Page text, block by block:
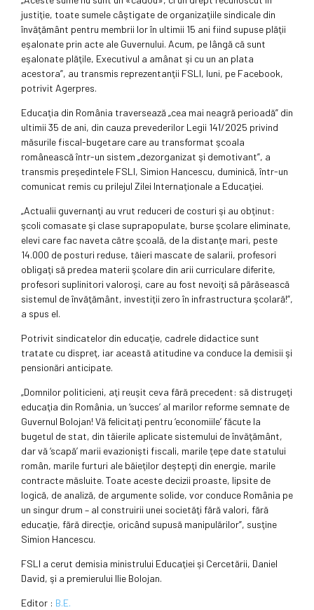
justiţie, toate sumele câştigate de organizaţiile sindicale din
învăţământ pentru membrii lor în ultimii 15 ani fiind supuse plăţii
eşalonate prin acte ale Guvernului. Acum, pe lângă că sunt
eşalonate plăţile, Executivul a amânat şi cu un an plata
acestora”, au transmis reprezentanţii FSLI, luni, pe Facebook,
potrivit Agerpres.
Educaţia din România traversează „cea mai neagră perioadă” din
ultimii 35 de ani, din cauza prevederilor Legii 141/2025 privind
măsurile fiscal-bugetare care au transformat şcoala
românească într-un sistem „dezorganizat şi demotivant”, a
transmis preşedintele FSLI, Simion Hancescu, duminică, într-un
comunicat remis cu prilejul Zilei Internaţionale a Educaţiei.
„Actualii guvernanţi au vrut reduceri de costuri şi au obţinut:
şcoli comasate şi clase suprapopulate, burse şcolare eliminate,
elevi care fac naveta către şcoală, de la distanţe mari, peste
14.000 de posturi reduse, tăieri mascate de salarii, profesori
obligaţi să predea materii şcolare din arii curriculare diferite,
profesori suplinitori valoroşi, care au fost nevoiţi să părăsească
sistemul de învăţământ, investiţii zero în infrastructura şcolară!”,
a spus el.
Potrivit sindicatelor din educaţie, cadrele didactice sunt
tratate cu dispreţ, iar această atitudine va conduce la demisii şi
pensionări anticipate.
„Domnilor politicieni, aţi reuşit ceva fără precedent: să distrugeţi
educaţia din România, un ‘succes’ al marilor reforme semnate de
Guvernul Bolojan! Vă felicitaţi pentru ‘economiile’ făcute la
bugetul de stat, din tăierile aplicate sistemului de învăţământ,
dar vă ‘scapă’ marii evazionişti fiscali, marile ţepe date statului
român, marile furturi ale băieţilor deştepţi din energie, marile
contracte măsluite. Toate aceste decizii proaste, lipsite de
logică, de analiză, de argumente solide, vor conduce România pe
un singur drum – al construirii unei societăţi fără valori, fără
educaţie, fără direcţie, oricând supusă manipulărilor”, susţine
Simion Hancescu.
FSLI a cerut demisia ministrului Educaţiei şi Cercetării, Daniel
David, şi a premierului Ilie Bolojan.
Editor : B.E.